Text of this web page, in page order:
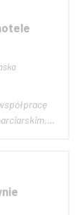
do
Warszawa –
2-